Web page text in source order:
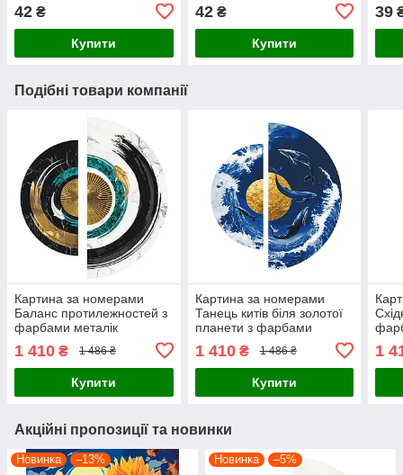
42 ₴
Купити
42₴
Купити
39
Подібні товари компанії
Картина за номерами
Баланс протилежностей з
фарбами металік
(напівкруги) 70*70 Origami
(OSR1001)
1 410 ₴ 1 486 ₴
Купити
Картина за номерами
Танець китів біля золотої
планети з фарбами
металік (напівкруги) 70*70
Origami (OSR1002)
1 410₴ 1 486 ₴
Купити
1
Акційні пропозиції та новинки
Новинка –13% Новинка –5%